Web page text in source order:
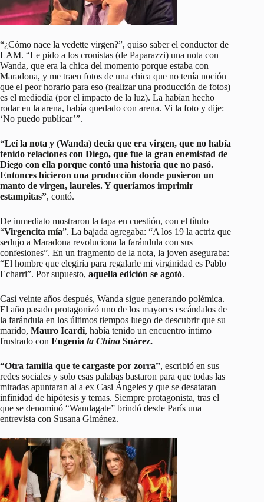
“¿Cómo nace la vedette virgen?”, quiso saber el conductor de
LAM. “Le pido a los cronistas (de Paparazzi) una nota con
Wanda, que era la chica del momento porque estaba con
Maradona, y me traen fotos de una chica que no tenía noción
que el peor horario para eso (realizar una producción de fotos)
es el mediodía (por el impacto de la luz). La habían hecho
rodar en la arena, había quedado con arena. Vi la foto y dije:
‘No puedo publicar’”.
“Leí la nota y (Wanda) decía que era virgen, que no había
tenido relaciones con Diego, que fue la gran enemistad de
Diego con ella porque contó una historia que no pasó.
Entonces hicieron una producción donde pusieron un
manto de virgen, laureles. Y queríamos imprimir
estampitas”, contó.
De inmediato mostraron la tapa en cuestión, con el título
“Virgencita mía”. La bajada agregaba: “A los 19 la actriz que
sedujo a Maradona revoluciona la farándula con sus
confesiones”. En un fragmento de la nota, la joven aseguraba:
“El hombre que elegiría para regalarle mi virginidad es Pablo
Echarri”. Por supuesto, aquella edición se agotó.
Casi veinte años después, Wanda sigue generando polémica.
El año pasado protagonizó uno de los mayores escándalos de
la farándula en los últimos tiempos luego de descubrir que su
marido, Mauro Icardi, había tenido un encuentro íntimo
frustrado con Eugenia la China Suárez.
“Otra familia que te cargaste por zorra”, escribió en sus
redes sociales y solo esas palabas bastaron para que todas las
miradas apuntaran al a ex Casi Ángeles y que se desataran
infinidad de hipótesis y temas. Siempre protagonista, tras el
que se denominó “Wandagate” brindó desde París una
entrevista con Susana Giménez.